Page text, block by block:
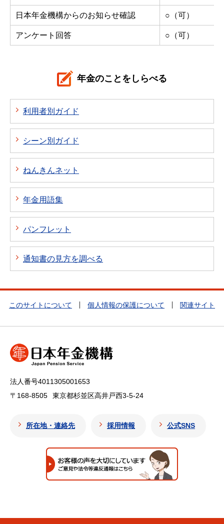
日本年金機構からのお知らせ確認 ○（可）
アンケート回答 ○（可）
年金のことをしらべる
利用者別ガイド
シーン別ガイド
ねんきんネット
年金用語集
パンフレット
通知書の見方を調べる
このサイトについて 個人情報の保護について 関連サイト
法人番号4011305001653
〒168-8505
東京都杉並区高井戸西3-5-24
所在地・連絡先 採用情報 公式SNS